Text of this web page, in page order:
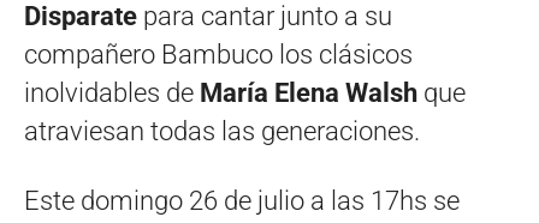
Disparate para cantar junto a su
compañero Bambuco los clásicos
inolvidables de María Elena Walsh que
atraviesan todas las generaciones.
Este domingo 26 de julio a las 17hs se